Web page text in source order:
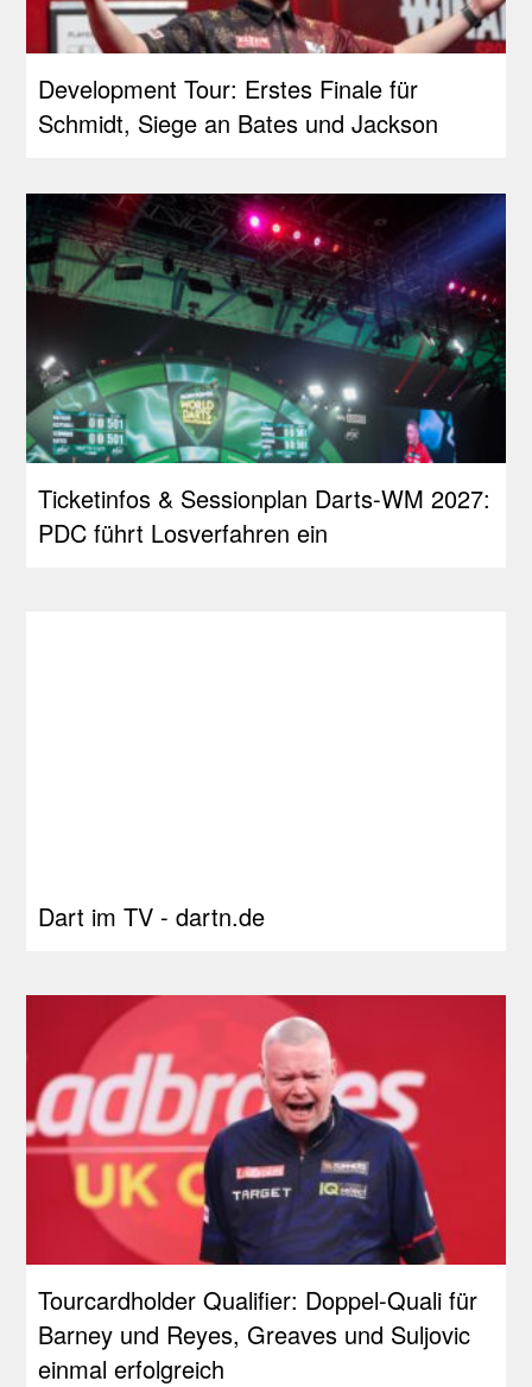
Development Tour: Erstes Finale für
Schmidt, Siege an Bates und Jackson
Ticketinfos & Sessionplan Darts-WM 2027:
PDC führt Losverfahren ein
Dart im TV - dartn.de
Tourcardholder Qualifier: Doppel-Quali für
Barney und Reyes, Greaves und Suljovic
einmal erfolgreich